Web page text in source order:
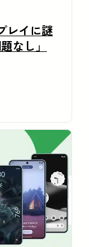
レイに謎
なし」